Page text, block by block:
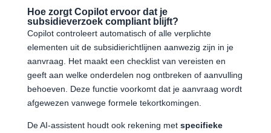
Hoe zorgt Copilot ervoor dat je
subsidieverzoek compliant blijft?
Copilot controleert automatisch of alle verplichte
elementen uit de subsidierichtlijnen aanwezig zijn in je
aanvraag. Het maakt een checklist van vereisten en
geeft aan welke onderdelen nog ontbreken of aanvulling
behoeven. Deze functie voorkomt dat je aanvraag wordt
afgewezen vanwege formele tekortkomingen.
De AI-assistent houdt ook rekening met specifieke